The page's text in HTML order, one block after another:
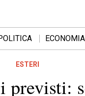
ECONOMIA
ESTERI
previsti: